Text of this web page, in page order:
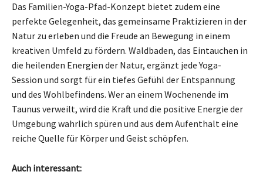
Das Familien-Yoga-Pfad-Konzept bietet zudem eine
perfekte Gelegenheit, das gemeinsame Praktizieren in der
Natur zu erleben und die Freude an Bewegung in einem
kreativen Umfeld zu fördern. Waldbaden, das Eintauchen in
die heilenden Energien der Natur, ergänzt jede Yoga-
Session und sorgt für ein tiefes Gefühl der Entspannung
und des Wohlbefindens. Wer an einem Wochenende im
Taunus verweilt, wird die Kraft und die positive Energie der
Umgebung wahrlich spüren und aus dem Aufenthalt eine
reiche Quelle für Körper und Geist schöpfen.
Auch interessant: